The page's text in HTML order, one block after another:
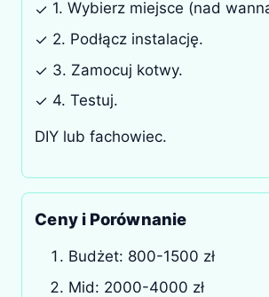
✓ 1. Wybierz miejsce (nad
✓ 2. Podłącz instalację.
✓ 3. Zamocuj kotwy.
✓ 4. Testuj.
DIY lub fachowiec.
Ceny i Porównanie
Budżet: 800-1500 zł
Mid: 2000-4000 zł